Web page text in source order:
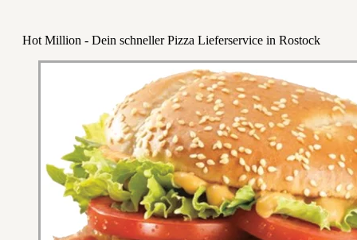
Hot Million - Dein schneller Pizza Lieferservice in Rostock